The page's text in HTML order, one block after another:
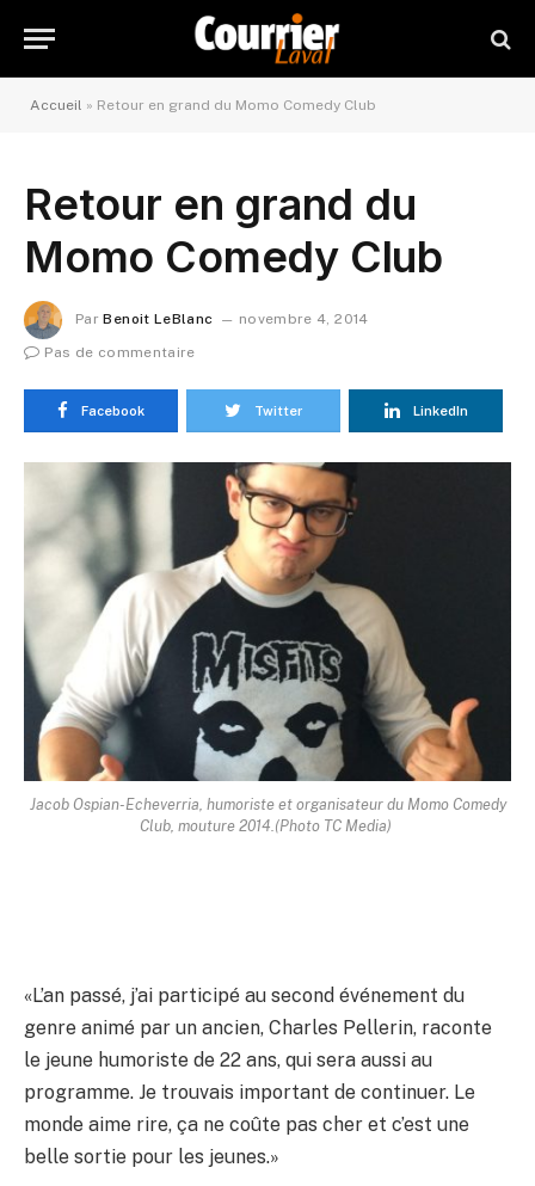
Accueil » Retour en grand du Momo Comedy Club
Retour en grand du
Momo Comedy Club
Par Benoit LeBlanc
novembre 4, 2014
Pas de commentaire
Facebook Twitter LinkedIn
Jacob Ospian-Echeverria, humoriste et organisateur du Momo Comedy
Club, mouture 2014. (Photo TC Media)
«L’an passé, j’ai participé au second événement du
genre animé par un ancien, Charles Pellerin, raconte
le jeune humoriste de 22 ans, qui sera aussi au
programme. Je trouvais important de continuer. Le
monde aime rire, ça ne coûte pas cher et c’est une
belle sortie pour les jeunes.»